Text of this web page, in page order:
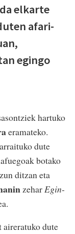
elkarte
afari-
egingo
hartuko
eramateko.
dute
botako
ditzan eta
zehar Egin-
dute